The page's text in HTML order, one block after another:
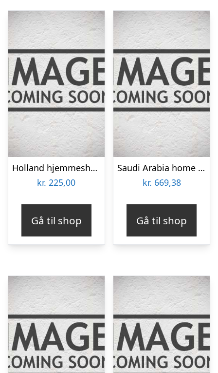
Holland hjemmeshorts EM 2012 – Børn-M
kr. 225,00
Gå til shop
Saudi Arabia home jersey 2024/26 – mens-M
kr. 669,38
Gå til shop